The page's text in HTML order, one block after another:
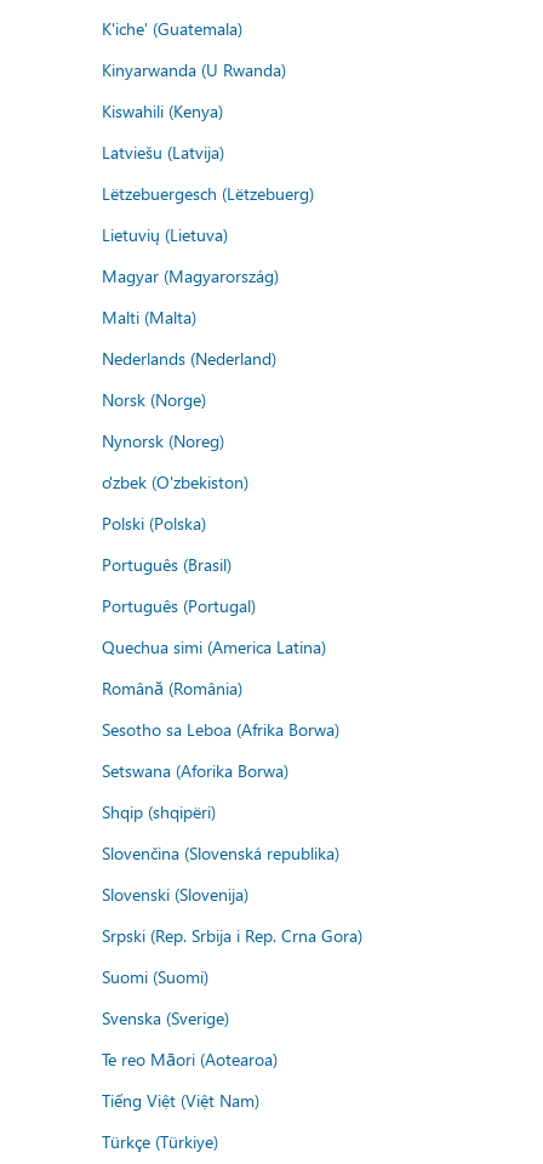
K'iche' (Guatemala)
Kinyarwanda (U Rwanda)
Kiswahili (Kenya)
Latviešu (Latvija)
Lëtzebuergesch (Lëtzebuerg)
Lietuvių (Lietuva)
Magyar (Magyarország)
Malti (Malta)
Nederlands (Nederland)
Norsk (Norge)
Nynorsk (Noreg)
o'zbek (O'zbekiston)
Polski (Polska)
Português (Brasil)
Português (Portugal)
Quechua simi (America Latina)
Română (România)
Sesotho sa Leboa (Afrika Borwa)
Setswana (Aforika Borwa)
Shqip (shqipëri)
Slovenčina (Slovenská republika)
Slovenski (Slovenija)
Srpski (Rep. Srbija i Rep. Crna Gora)
Suomi (Suomi)
Svenska (Sverige)
Te reo Māori (Aotearoa)
Tiếng Việt (Việt Nam)
Türkçe (Türkiye)